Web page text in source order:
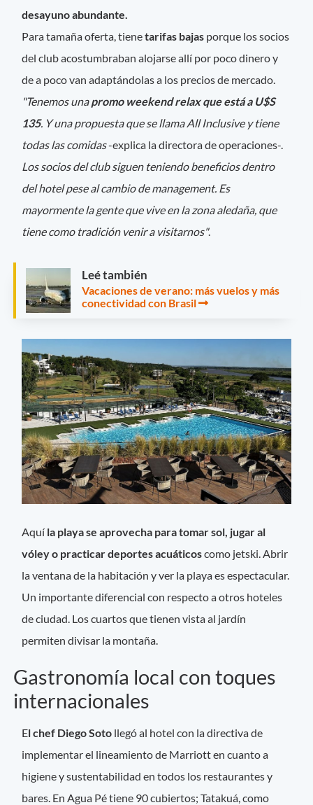
desayuno abundante.
Para tamaña oferta, tienetarifas bajas porque los socios
del club acostumbraban alojarse allí por poco dinero y
de a poco van adaptándolas a los precios de mercado.
"Tenemos unapromo weekend relax que está a U$S
135. Y una propuesta que se llama All Inclusive y tiene
todas las comidas-explica la directora de operaciones-.
Los socios del club siguen teniendo beneficios dentro
del hotel pese al cambio de management. Es
mayormente la gente que vive en la zona aledaña, que
tiene como tradición venir a visitarnos".
Leé también
Vacaciones de verano: más vuelos y más
conectividad con Brasil
Aquí la playa se aprovecha para tomar sol, jugar al
vóley o practicar deportes acuáticoscomo jetski. Abrir
la ventana de la habitación y ver la playa es espectacular.
Un importante diferencial con respecto a otros hoteles
de ciudad. Los cuartos que tienen vista al jardín
permiten divisar la montaña.
Gastronomía local con toques
internacionales
El chef Diego Soto llegó al hotel con la directiva de
implementar el lineamiento de Marriott en cuanto a
higiene y sustentabilidad en todos los restaurantes y
bares. En Agua Pé tiene 90 cubiertos; Tatakuá, como